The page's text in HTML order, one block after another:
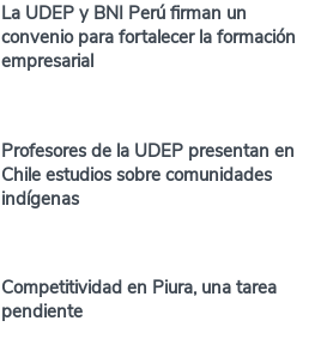
La UDEP y BNI Perú firman un
convenio para fortalecer la formación
empresarial
Profesores de la UDEP presentan en
Chile estudios sobre comunidades
indígenas
Competitividad en Piura, una tarea
pendiente